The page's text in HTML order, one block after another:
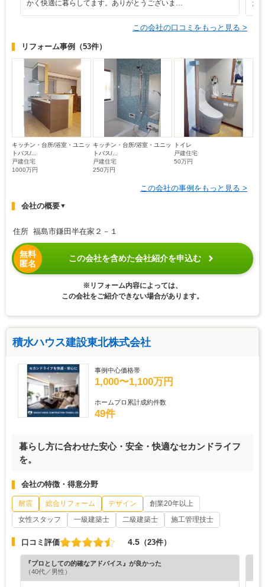
かく快適に暮らしてます。ありがとうございま… た
この会社の口コミをもっと見る >
リフォーム事例 （53件）
キッチン・台所/浴室・ユニッ
トバス/...
戸建住宅
1000万円
キッチン・台所/浴室・ユニッ
トバス/...
戸建住宅
250万円
トイレ
戸建住宅
50万円
この会社の事例をもっと見る >
会社の概要▼
住所 福島市鎌田半在家２－１
無料
匿名
この会社を含めた会社紹介を申込む
※リフォーム内容によっては、
この会社をご紹介できない場合があります。
積水ハウス建設東北株式会社
事例中心価格帯
1,000〜1,100万円
ホームプロ累計成約件数
49件
暮らし方に合わせた安心・安全・快適なセカンドライフ
を。
会社の特徴・得意分野
耐震 総合リフォーム デザイン
創業20年以上
女性スタッフ
一級建築士 二級建築士 施工管理技士
口コミ評価 4.5 （23件）
『プロとしての的確なアドバイス』が良かった
（40代／男性）